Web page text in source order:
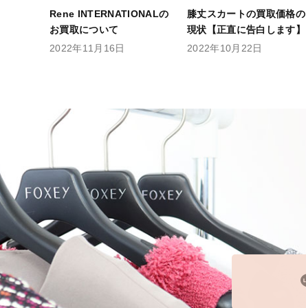
Rene INTERNATIONALの
お買取について
2022年11月16日
膝丈スカートの買取価格の
現状【正直に告白します】
2022年10月22日